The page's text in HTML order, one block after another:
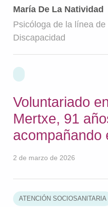
María De La Natividad
Psicóloga de la línea
Discapacidad
Voluntariado
Mertxe, 91
acompañando
2 de marzo de 2026
ATENCIÓN SOCIOSANITARIA